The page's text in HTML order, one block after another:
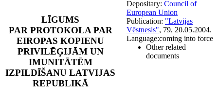
LĪGUMS
PAR PROTOKOLA PAR
EIROPAS KOPIENU
PRIVILĒĢIJĀM UN
IMUNITĀTĒM
IZPILDĪŠANU LATVIJAS
REPUBLIKĀ
Depositary: Council of
European Union
Publication: "Latvijas
Vēstnesis", 79, 20.05.2004.
Language:coming into force
Other related
documents